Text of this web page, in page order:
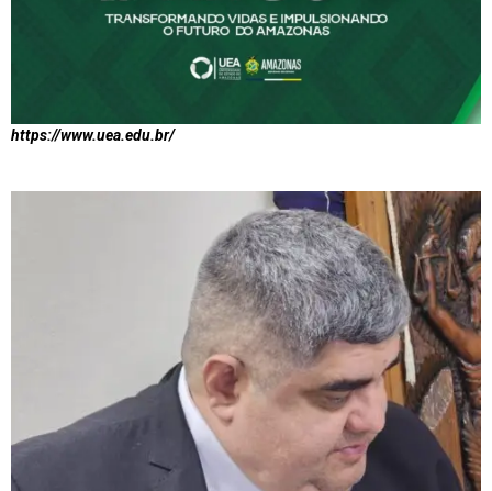
https://www.uea.edu.br/